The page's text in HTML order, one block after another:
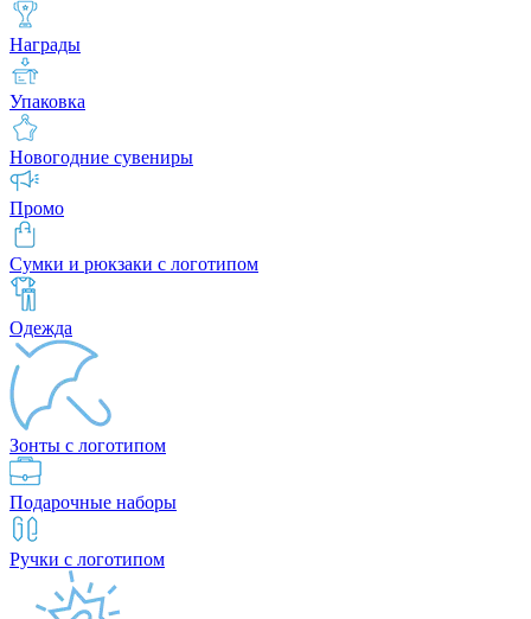
Награды
Упаковка
Новогодние сувениры
Промо
Сумки и рюкзаки с логотипом
Одежда
Зонты с логотипом
Подарочные наборы
Ручки с логотипом